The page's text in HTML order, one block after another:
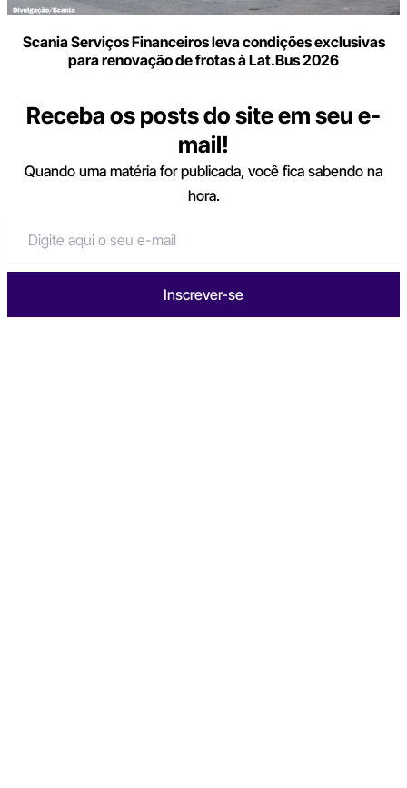
Scania Serviços Financeiros leva condições exclusivas
para renovação de frotas à Lat.Bus 2026
Receba os posts do site em seu e-
mail!
Quando uma matéria for publicada, você fica sabendo na
hora.
Inscrever-se